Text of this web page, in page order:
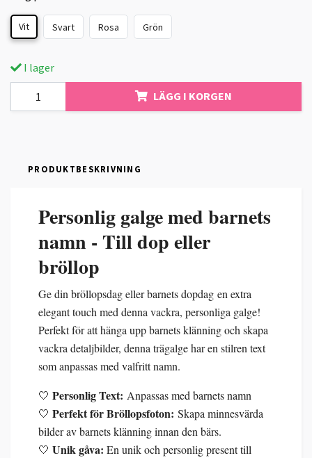
Vit Svart Rosa Grön
I lager
LÄGG I KORGEN
PRODUKTBESKRIVNING
Personlig galge med barnets
namn - Till dop eller
bröllop
Ge din bröllopsdag eller barnets dopdag en extra
elegant touch med denna vackra, personliga galge!
Perfekt för att hänga upp barnets klänning och skapa
vackra detaljbilder, denna trägalge har en stilren text
som anpassas med valfritt namn.
🤍 Personlig Text: Anpassas med barnets namn
🤍 Perfekt för Bröllopsfoton: Skapa minnesvärda
bilder av barnets klänning innan den bärs.
🤍 Unik gåva: En unik och personlig present till